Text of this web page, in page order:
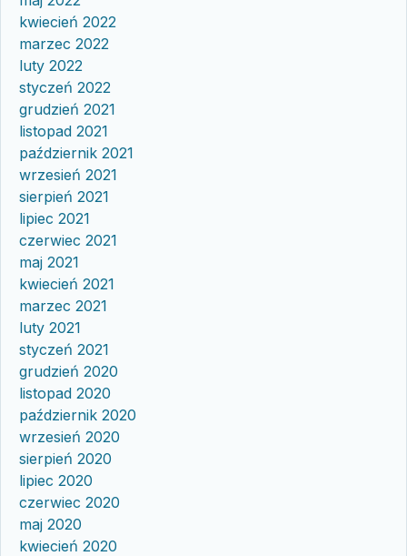
kwiecień 2022
marzec 2022
luty 2022
styczeń 2022
grudzień 2021
listopad 2021
październik 2021
wrzesień 2021
sierpień 2021
lipiec 2021
czerwiec 2021
maj 2021
kwiecień 2021
marzec 2021
luty 2021
styczeń 2021
grudzień 2020
listopad 2020
październik 2020
wrzesień 2020
sierpień 2020
lipiec 2020
czerwiec 2020
maj 2020
kwiecień 2020